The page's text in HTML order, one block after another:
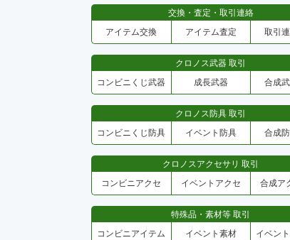
交換・査定・取引連絡
アイテム交換
アイテム査定 取引
クロノス武器 取引
コンビニくじ武器
成長武器 合成
クロノス防具 取引
コンビニくじ防具
イベント防具 合成
クロノスアクセサリ 取引
コンビニアクセ
イベントアクセ 合成ア
特殊品・素材等 取引
コンビニアイテム
イベント素材 イベン